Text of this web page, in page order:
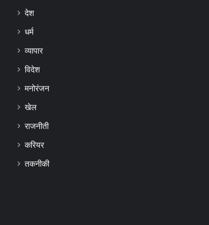
देश
धर्म
व्यापार
विदेश
मनोरंजन
खेल
राजनीती
करियर
तकनीकी